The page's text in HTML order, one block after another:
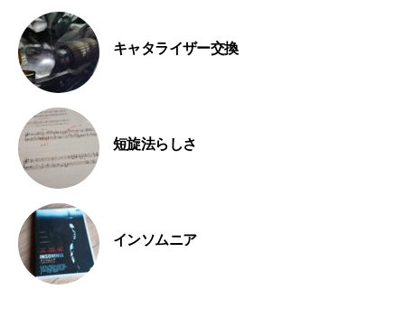
キャタライザー交換
短旋法らしさ
インソムニア